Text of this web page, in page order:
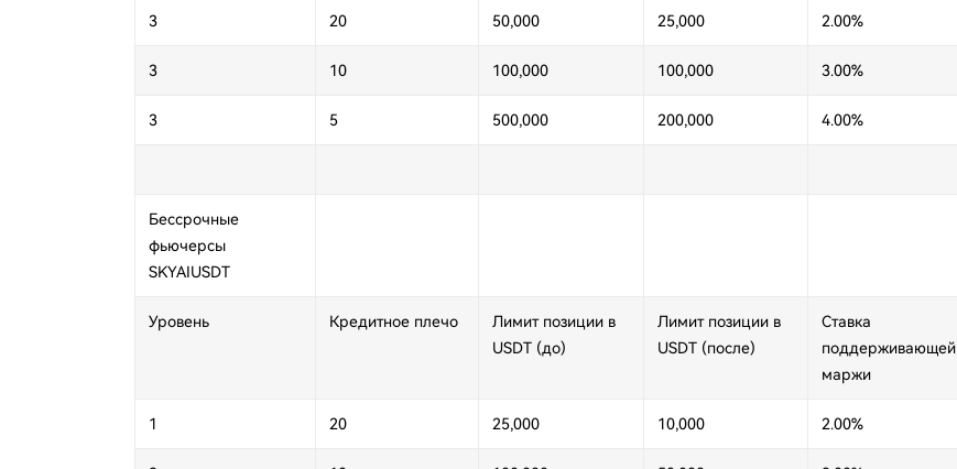
3 20 50,000 25,000 2.00%
3 10 100,000 100,000 3.00%
3 5 500,000 200,000 4.00%
Бессрочные
фьючерсы
SKYAIUSDT
Уровень Кредитное плечо
Лимит позиции в
USDT (до)
Лимит позиции в
USDT (после)
Ставка
поддерживающей
маржи
1 20 25,000 10,000 2.00%